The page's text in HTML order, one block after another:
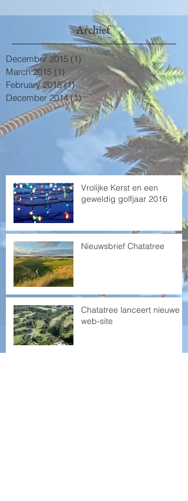
Archief
December 2015 (1) 1 post
March 2015 (1)1 post
February 2015 (1)1 post
December 2014 (1)1 post
Vrolijke Kerst en een
geweldig golfjaar 2016
Nieuwsbrief Chatatree
Chatatree lanceert nieuwe
web-site